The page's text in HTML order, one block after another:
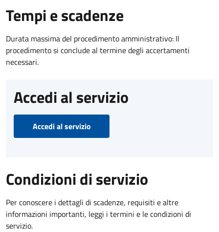
Tempi e scadenze
Durata massima del procedimento amministrativo: Il
procedimento si conclude al termine degli accertamenti
necessari.
Accedi al servizio
Accedi al servizio
Condizioni di servizio
Per conoscere i dettagli di scadenze, requisiti e altre
informazioni importanti, leggi i termini e le condizioni di
servizio.